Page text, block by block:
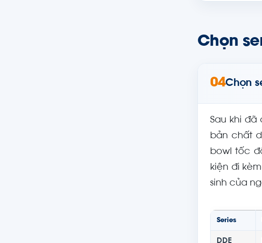
Chọn
04Chọn
Sau khi
bản chất
bowl tốc
kiện đi
sinh của
Series
DDE